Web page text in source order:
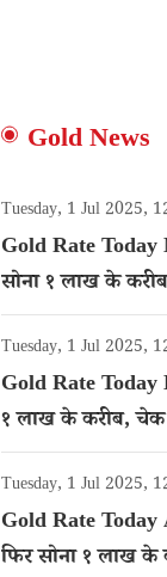
Gold News
Tuesday, 1 Jul 2025,
Gold Rate
सोना १ लाख के
गोल्ड का रेट
Tuesday, 1 Jul 2025,
Gold Rate
१ लाख के करीब,
गोल्ड का रेट
Tuesday, 1 Jul 2025,
Gold Rate
फिर सोना १ लाख